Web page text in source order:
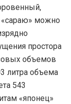
можно
простора
объемов
литра объема
543
«японец»